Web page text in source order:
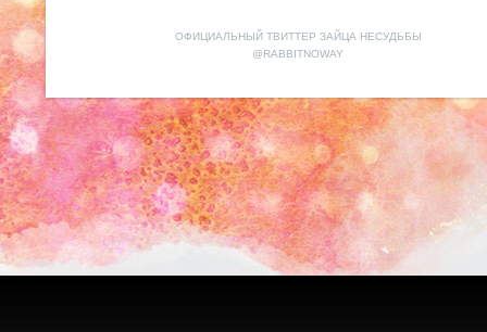
ОФИЦИАЛЬНЫЙ ТВИТТЕР ЗАЙЦА НЕСУДЬБЫ
@RABBITNOWAY